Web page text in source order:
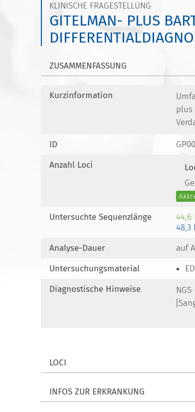
KLINISCHE FRAGESTELLUNG
GITELMAN- PLUS
ZUSAMMENFASSUNG
Kurzinformation
plus
ID
Anzahl Loci
Untersuchte Sequenzlänge
44,6
48,3
Analyse-Dauer
auf
Untersuchungsmaterial
Diagnostische Hinweise
NGS
LOCI
INFOS ZUR ERKRANKUNG